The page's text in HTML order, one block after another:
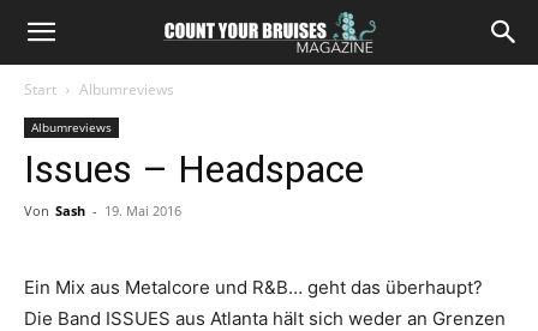
Start Albumreviews
Albumreviews
Issues – Headspace
Von Sash - 19. Mai 2016
Ein Mix aus Metalcore und R&B… geht das überhaupt?
Die Band ISSUES aus Atlanta hält sich weder an Grenzen